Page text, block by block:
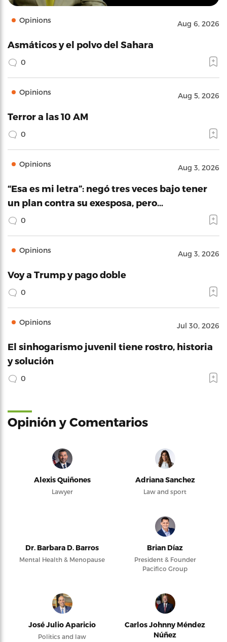
Opinions Aug 6, 2026
Asmáticos y el polvo del Sahara
0
Opinions Aug 5, 2026
Terror a las 10 AM
0
Opinions Aug 3, 2026
“Esa es mi letra”: negó tres veces bajo tener
un plan contra su exesposa, pero…
0
Opinions Aug 3, 2026
Voy a Trump y pago doble
0
Opinions Jul 30, 2026
El sinhogarismo juvenil tiene rostro, historia
y solución
0
Opinión y Comentarios
Alexis Quiñones
Lawyer
Adriana Sanchez
Law and sport
Dr. Barbara D. Barros
Mental Health & Menopause
Brian Díaz
President & Founder
Pacifico Group
José Julio Aparicio
Politics and law
Carlos Johnny Méndez
Núñez